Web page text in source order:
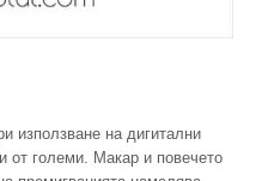
използване на дигитални
от големи. Макар и повечето